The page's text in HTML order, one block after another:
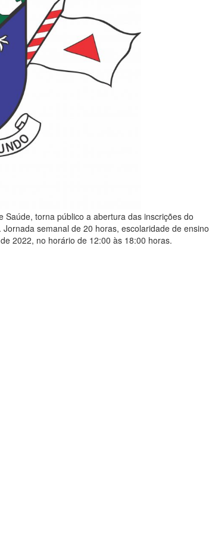
torna público a abertura das inscrições do
semanal de 20 horas, escolaridade de ensino
2022, no horário de 12:00 às 18:00 horas.